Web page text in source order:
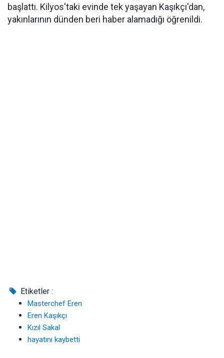
başlattı. Kilyos'taki evinde tek yaşayan Kaşıkçı'dan,
yakınlarının dünden beri haber alamadığı öğrenildi.
Etiketler :
Masterchef Eren
Eren Kaşıkçı
Kızıl Sakal
hayatını kaybetti